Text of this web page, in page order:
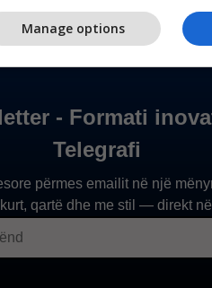
Manage options